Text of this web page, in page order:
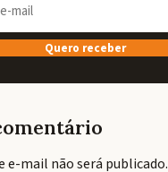
Quero receber
e-mail não será publicado.